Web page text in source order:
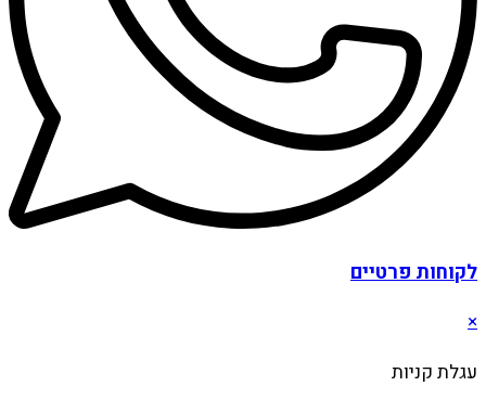
לקוחות פרטיים
×
עגלת קניות